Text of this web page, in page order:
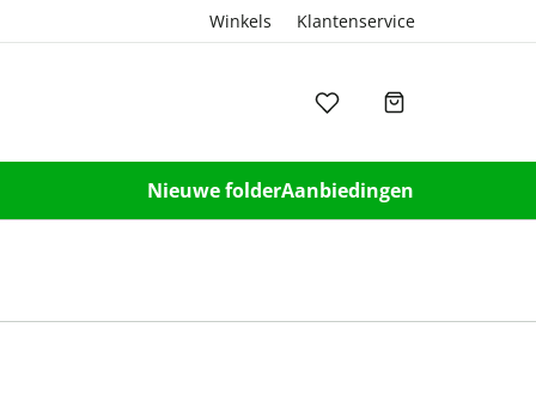
Winkels Klantenservice
Nieuwe folderAanbiedingen